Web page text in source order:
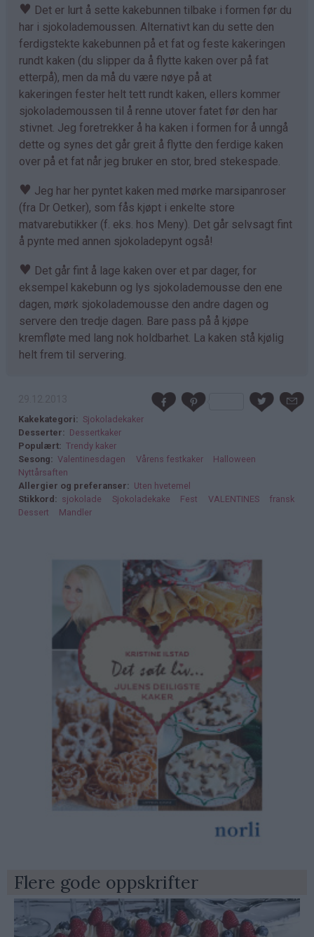
♥ Det er lurt å sette kakebunnen tilbake i formen før du
har i sjokolademoussen. Alternativt kan du sette den
ferdigstekte kakebunnen på et fat og feste kakeringen
rundt kaken (du slipper da å flytte kaken over på fat
etterpå), men da må du være nøye på at
kakeringen fester helt tett rundt kaken, ellers kommer
sjokolademoussen til å renne utover fatet før den har
stivnet. Jeg foretrekker å ha kaken i formen for å unngå
dette og synes det går greit å flytte den ferdige kaken
over på et fat når jeg bruker en stor, bred stekespade.
♥ Jeg har her pyntet kaken med mørke marsipanroser
(fra Dr Oetker), som fås kjøpt i enkelte store
matvarebutikker (f. eks. hos Meny). Det går selvsagt fint
å pynte med annen sjokoladepynt også!
♥ Det går fint å lage kaken over et par dager, for
eksempel kakebunn og lys sjokolademousse den ene
dagen, mørk sjokolademousse den andre dagen og
servere den tredje dagen. Bare pass på å kjøpe
kremfløte med lang nok holdbarhet. La kaken stå kjølig
helt frem til servering.
Kakekategori
Sjokoladekaker
Desserter
Dessertkaker
Populært
Trendy kaker
Sesong
Valentinesdagen Vårens festkaker
Halloween
Nyttårsaften
Allergier og preferanser
Uten hvetemel
Stikkord
sjokolade Sjokoladekake Fest VALENTINES
fransk
Dessert
Mandler